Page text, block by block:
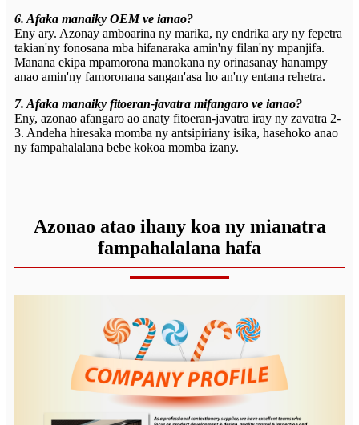
6. Afaka manaiky OEM ve ianao?
Eny ary. Azonay amboarina ny marika, ny endrika ary ny fepetra
takian'ny fonosana mba hifanaraka amin'ny filan'ny mpanjifa.
Manana ekipa mpamorona manokana ny orinasanay hanampy
anao amin'ny famoronana sangan'asa ho an'ny entana rehetra.
7. Afaka manaiky fitoeran-javatra mifangaro ve ianao?
Eny, azonao afangaro ao anaty fitoeran-javatra iray ny zavatra 2-
3. Andeha hiresaka momba ny antsipiriany isika, hasehoko anao
ny fampahalalana bebe kokoa momba izany.
Azonao atao ihany koa ny mianatra
fampahalalana hafa